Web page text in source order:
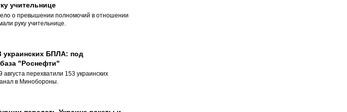
учительнице
о превышении полномочий в отношении
руку учительнице.
украинских БПЛА: под
"Роснефти"
перехватили 153 украинских
в Минобороны.